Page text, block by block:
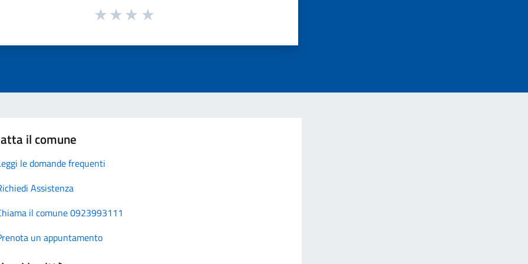
il comune
le domande frequenti
Assistenza
il comune 0923993111
un appuntamento